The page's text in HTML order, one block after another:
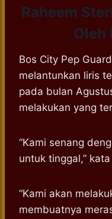
Raheem
Oleh
Bos City Pep
melantunkan liris
pada bulan
melakukan yang
“Kami senang
untuk tinggal,”
“Kami akan
membuatnya